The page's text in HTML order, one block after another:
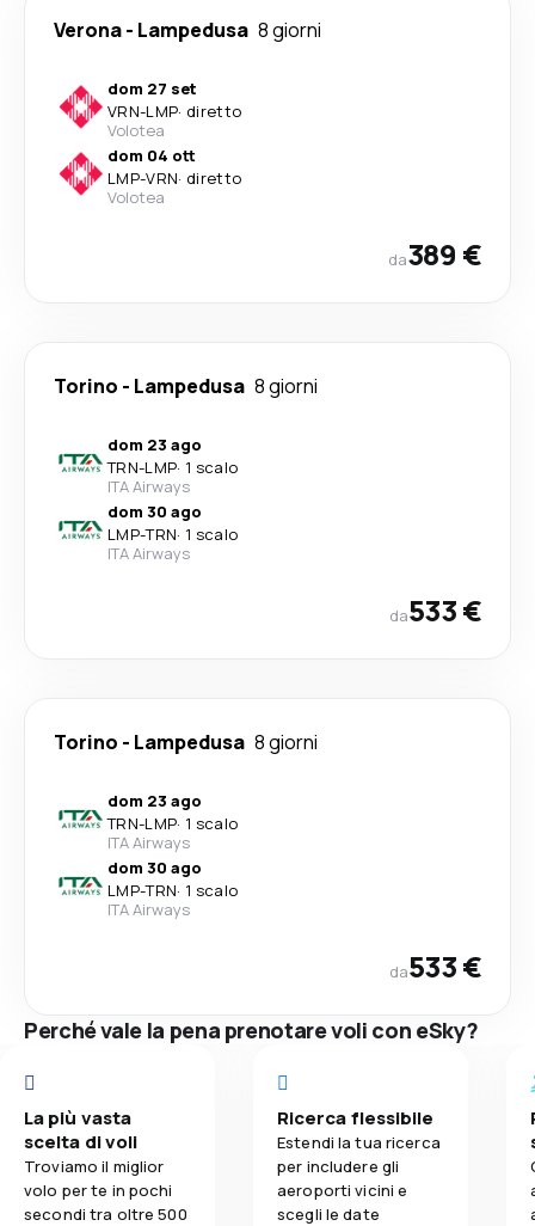
Verona- Lampedusa 8 giorni
dom 27 set
VRN-LMP· diretto
Volotea
dom 04 ott
LMP-VRN· diretto
Volotea
da389 €
Torino - Lampedusa 8 giorni
dom 23 ago
TRN-LMP· 1 scalo
ITA Airways
dom 30 ago
LMP-TRN· 1 scalo
ITA Airways
da533 €
Torino - Lampedusa 8 giorni
dom 23 ago
TRN-LMP· 1 scalo
ITA Airways
dom 30 ago
LMP-TRN· 1 scalo
ITA Airways
da533 €
Perché vale la pena prenotare voli con eSky?
La più vasta
scelta di voli
Troviamo il miglior
volo per te in pochi
secondi tra oltre 500
Ricerca flessibile
Estendi la tua ricerca
per includere gli
aeroporti vicini e
scegli le date